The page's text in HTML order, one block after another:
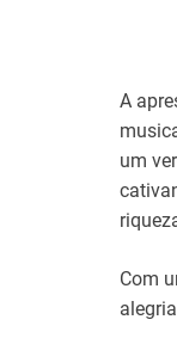
A
um
Com